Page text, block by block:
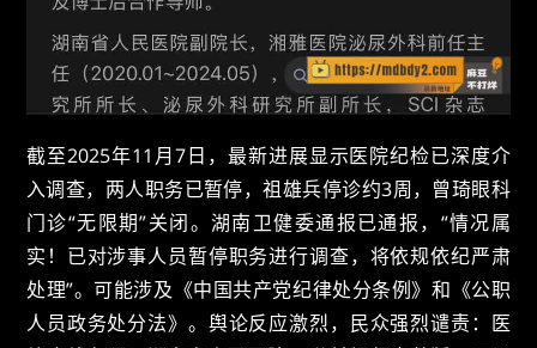
截至2025年11月7日，最新进展显示医院纪检已深度介
入调查，两人职务已暂停，祖雄兵停诊约3周，曾琦眼科
门诊“无限期”关闭。湖南卫健委通报已通报，“情况属
实！已对涉事人员暂停职务进行调查，将依规依纪严肃
处理”。可能涉及《中国共产党纪律处分条例》和《公职
人员政务处分法》。舆论反应激烈，民众强烈谴责：医